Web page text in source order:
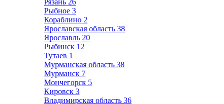
Рязань 26
Рыбное 3
Кораблино 2
Ярославская область 38
Ярославль 20
Рыбинск 12
Тутаев 1
Мурманская область 38
Мурманск 7
Мончегорск 5
Кировск 3
Владимирская область 36